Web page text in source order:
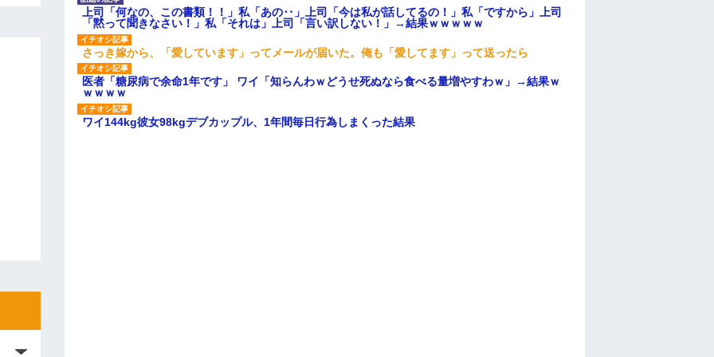
上司「何なの、この書類！！」私「あの‥」上司「今は私が話してるの！」私「ですから」上司
「黙って聞きなさい！」私「それは」上司「言い訳しない！」→結果ｗｗｗｗｗ
さっき嫁から、「愛しています」ってメールが届いた。俺も「愛してます」って送ったら
医者「糖尿病で余命1年です」 ワイ「知らんわｗどうせ死ぬなら食べる量増やすわｗ」→結果ｗ
ｗｗｗｗ
ワイ144kg彼女98kgデブカップル、1年間毎日行為しまくった結果